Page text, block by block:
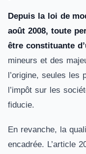
Depuis la loi de
août 2008, toute
être constituante
mineurs et des
l’origine, seules les
l’impôt sur les
fiducie.
En revanche, la
encadrée. L’article